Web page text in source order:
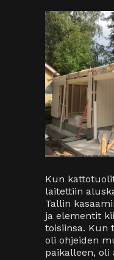
Kun
laitettiin
Tallin
ja elementit
toisiinsa. Kun
oli ohjeiden
paikalleen, oli